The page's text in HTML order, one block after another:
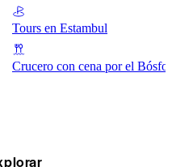
Tours en Estambul
Crucero con cena por el